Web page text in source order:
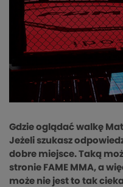
Gdzie oglądać walkę
Jeżeli szukasz
dobre miejsce. Taką
stronie FAME MMA, a
może nie jest to tak